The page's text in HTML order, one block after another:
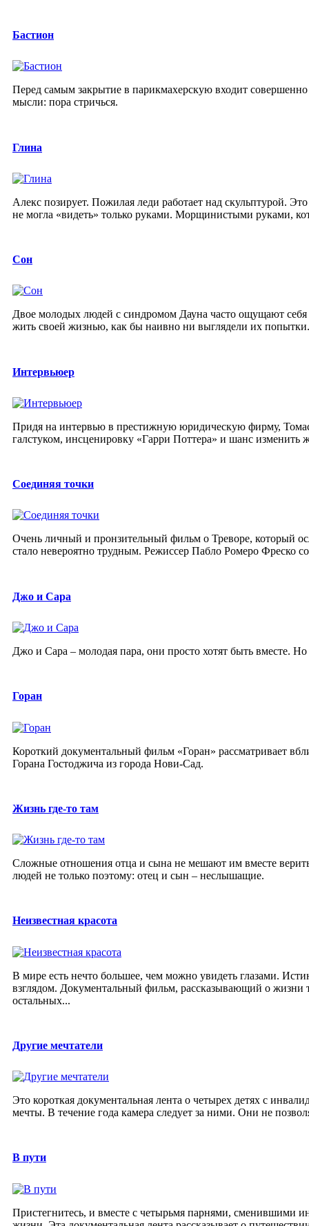
Бастион
Перед самым закрытие в парикмахерскую входит
мысли: пора стричься.
Глина
Алекс позирует. Пожилая леди работает над скульптурой.
не могла «видеть» только руками. Морщинистыми руками,
Сон
Двое молодых людей с синдромом Дауна часто ощущают
жить своей жизнью, как бы наивно ни выглядели их
Интервьюер
Придя на интервью в престижную юридическую фирму,
галстуком, инсценировку «Гарри Поттера» и шанс изменить
Соединяя точки
Очень личный и пронзительный фильм о Треворе, который
стало невероятно трудным. Режиссер Пабло Ромеро Фреско
Джо и Сара
Джо и Сара – молодая пара, они просто хотят быть вместе.
Горан
Короткий документальный фильм «Горан» рассматривает
Горана Гостоджича из города Нови-Сад.
Жизнь где-то там
Сложные отношения отца и сына не мешают им вместе
людей не только поэтому: отец и сын – неслышащие.
Неизвестная красота
В мире есть нечто большее, чем можно увидеть глазами.
взглядом. Документальный фильм, рассказывающий о жизни
остальных...
Другие мечтатели
Это короткая документальная лента о четырех детях с
мечты. В течение года камера следует за ними. Они не
В пути
Пристегнитесь, и вместе с четырьмя парнями, сменившими